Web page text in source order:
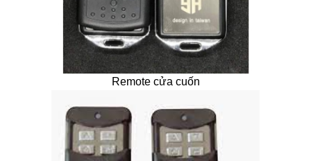
Remote cửa cuốn